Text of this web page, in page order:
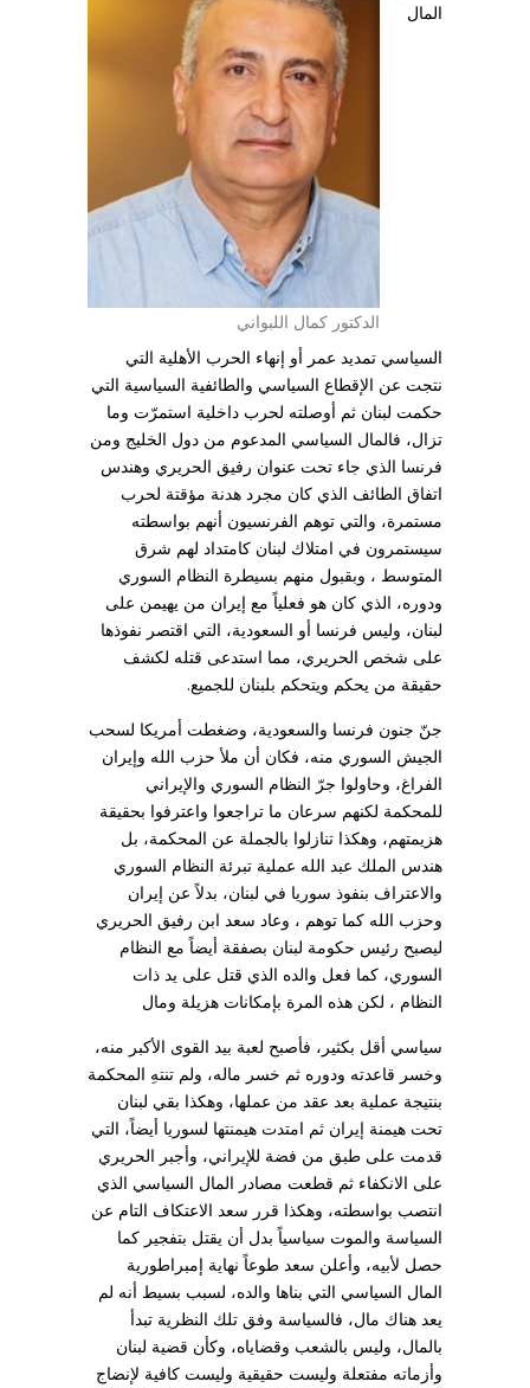
الدكتور كمال اللبواني
المال
السياسي تمديد عمر أو إنهاء الحرب الأهلية التي
نتجت عن الإقطاع السياسي والطائفية السياسية التي
حكمت لبنان ثم أوصلته لحرب داخلية استمرّت وما
تزال، فالمال السياسي المدعوم من دول الخليج ومن
فرنسا الذي جاء تحت عنوان رفيق الحريري وهندس
اتفاق الطائف الذي كان مجرد هدنة مؤقتة لحرب
مستمرة، والتي توهم الفرنسيون أنهم بواسطته
سيستمرون في امتلاك لبنان كامتداد لهم شرق
المتوسط ، وبقبول منهم بسيطرة النظام السوري
ودوره، الذي كان هو فعلياً مع إيران من يهيمن على
لبنان، وليس فرنسا أو السعودية، التي اقتصر نفوذها
على شخص الحريري، مما استدعى قتله لكشف
حقيقة من يحكم ويتحكم بلبنان للجميع.
جنّ جنون فرنسا والسعودية، وضغطت أمريكا لسحب
الجيش السوري منه، فكان أن ملأ حزب الله وإيران
الفراغ، وحاولوا جرّ النظام السوري والإيراني
للمحكمة لكنهم سرعان ما تراجعوا واعترفوا بحقيقة
هزيمتهم، وهكذا تنازلوا بالجملة عن المحكمة، بل
هندس الملك عبد الله عملية تبرئة النظام السوري
والاعتراف بنفوذ سوريا في لبنان، بدلاً عن إيران
وحزب الله كما توهم ، وعاد سعد ابن رفيق الحريري
ليصبح رئيس حكومة لبنان بصفقة أيضاً مع النظام
السوري، كما فعل والده الذي قتل على يد ذات
النظام ، لكن هذه المرة بإمكانات هزيلة ومال
سياسي أقل بكثير، فأصبح لعبة بيد القوى الأكبر منه،
وخسر قاعدته ودوره ثم خسر ماله، ولم تنتهِ المحكمة
بنتيجة عملية بعد عقد من عملها، وهكذا بقي لبنان
تحت هيمنة إيران ثم امتدت هيمنتها لسوريا أيضاً، التي
قدمت على طبق من فضة للإيراني، وأجبر الحريري
على الانكفاء ثم قطعت مصادر المال السياسي الذي
انتصب بواسطته، وهكذا قرر سعد الاعتكاف التام عن
السياسة والموت سياسياً بدل أن يقتل بتفجير كما
حصل لأبيه، وأعلن سعد طوعاً نهاية إمبراطورية
المال السياسي التي بناها والده، لسبب بسيط أنه لم
يعد هناك مال، فالسياسة وفق تلك النظرية تبدأ
بالمال، وليس بالشعب وقضاياه، وكأن قضية لبنان
وأزماته مفتعلة وليست حقيقية وليست كافية لإنضاج